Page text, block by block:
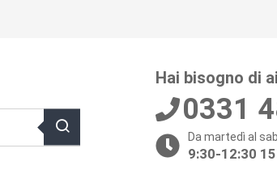
Hai bisogno di
0331
Da martedì al
9:30-12:30